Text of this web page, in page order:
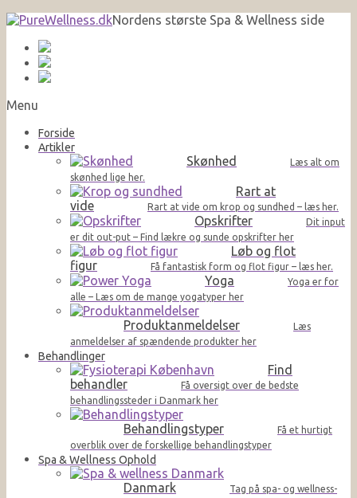
Nordens største Spa & Wellness side
Menu
Forside
Artikler
Skønhed
Læs alt om
skønhed lige her.
Rart at
vide
Rart at vide om krop og sundhed – læs her.
Opskrifter
Dit input
er dit out-put – Find lækre og sunde opskrifter her
Løb og flot
figur
Få fantastisk form og flot figur – læs her.
Yoga
Yoga er for
alle – Læs om de mange yogatyper her
Produktanmeldelser
Læs
anmeldelser af spændende produkter her
Behandlinger
Find
behandler
Få oversigt over de bedste
behandlingssteder i Danmark her
Behandlingstyper
Få et hurtigt
overblik over de forskellige behandlingstyper
Spa & Wellness Ophold
Danmark
Tag på spa- og wellness-